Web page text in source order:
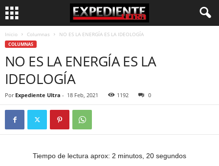
Inicio Columnas NO ES LA ENERGÍA ES LA IDEOLOGÍA
COLUMNAS
NO ES LA ENERGÍA ES LA
IDEOLOGÍA
Por Expediente Ultra - 18 Feb, 2021 1192 0
Tiempo de lectura aprox: 2 minutos, 20 segundos